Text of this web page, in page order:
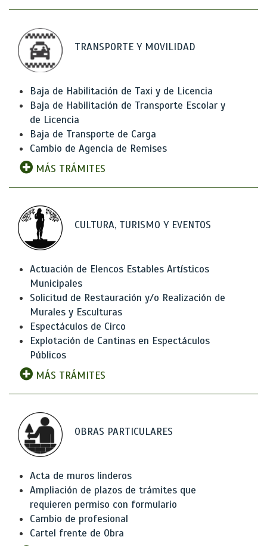
TRANSPORTE Y MOVILIDAD
Baja de Habilitación de Taxi y de Licencia
Baja de Habilitación de Transporte Escolar y
de Licencia
Baja de Transporte de Carga
Cambio de Agencia de Remises
MÁS TRÁMITES
CULTURA, TURISMO Y EVENTOS
Actuación de Elencos Estables Artísticos
Municipales
Solicitud de Restauración y/o Realización de
Murales y Esculturas
Espectáculos de Circo
Explotación de Cantinas en Espectáculos
Públicos
MÁS TRÁMITES
OBRAS PARTICULARES
Acta de muros linderos
Ampliación de plazos de trámites que
requieren permiso con formulario
Cambio de profesional
Cartel frente de Obra